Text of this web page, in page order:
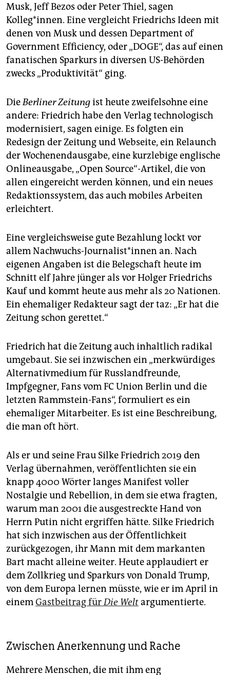
Musk, Jeff Bezos oder Peter Thiel, sagen
Kolleg*innen. Eine vergleicht Friedrichs Ideen mit
denen von Musk und dessen Department of
Government Efficiency, oder „DOGE“, das auf einen
fanatischen Sparkurs in diversen US-Behörden
zwecks „Produktivität“ ging.
DieBerliner Zeitungist heute zweifelsohne eine
andere: Friedrich habe den Verlag technologisch
modernisiert, sagen einige. Es folgten ein
Redesign der Zeitung und Webseite, ein Relaunch
der Wochenendausgabe, eine kurzlebige englische
Onlineausgabe, „Open Source“-Artikel, die von
allen eingereicht werden können, und ein neues
Redaktionssystem, das auch mobiles Arbeiten
erleichtert.
Eine vergleichsweise gute Bezahlung lockt vor
allem Nachwuchs-Journalist*innen an. Nach
eigenen Angaben ist die Belegschaft heute im
Schnitt elf Jahre jünger als vor Holger Friedrichs
Kauf und kommt heute aus mehr als 20 Nationen.
Ein ehemaliger Redakteur sagt der taz: „Er hat die
Zeitung schon gerettet.“
Friedrich hat die Zeitung auch inhaltlich radikal
umgebaut. Sie sei inzwischen ein „merkwürdiges
Alternativmedium für Russlandfreunde,
Impfgegner, Fans vom FC Union Berlin und die
letzten Rammstein-Fans“, formuliert es ein
ehemaliger Mitarbeiter. Es ist eine Beschreibung,
die man oft hört.
Als er und seine Frau Silke Friedrich 2019 den
Verlag übernahmen, veröffentlichten sie ein
knapp 4000 Wörter langes Manifest voller
Nostalgie und Rebellion, in dem sie etwa fragten,
warum man 2001 die ausgestreckte Hand von
Herrn Putin nicht ergriffen hätte. Silke Friedrich
hat sich inzwischen aus der Öffentlichkeit
zurückgezogen, ihr Mann mit dem markanten
Bart macht alleine weiter. Heute applaudiert er
dem Zollkrieg und Sparkurs von Donald Trump,
von dem Europa lernen müsste, wie er im April in
einemGastbeitrag fürDie Weltargumentierte.
Zwischen Anerkennung und Rache
Mehrere Menschen, die mit ihm eng